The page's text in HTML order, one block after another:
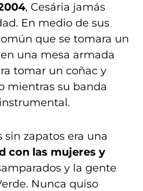
, Cesária jamás
En medio de sus
que se tomara un
una mesa armada
tomar un coñac y
mientras su banda
sin zapatos era una
con las mujeres y
y la gente
Nunca quiso